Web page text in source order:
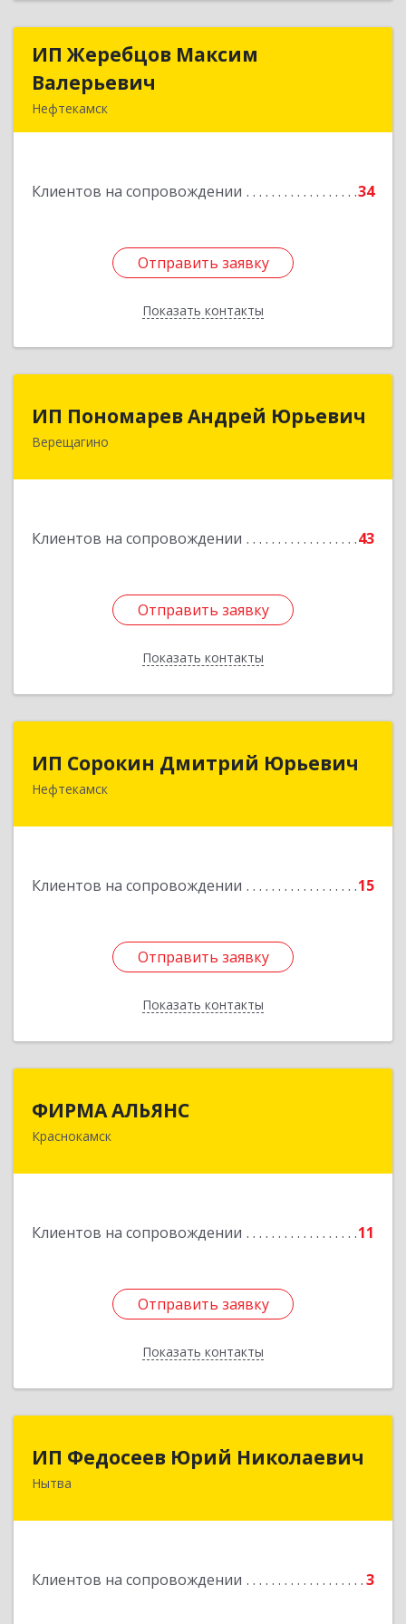
ИП Жеребцов Максим
Валерьевич
Нефтекамск
Клиентов на сопровождении 34
Отправить заявку
Показать контакты
ИП Жеребцов Максим
Подробнее
Отправить заявку
Назад
ИП Пономарев Андрей Юрьевич
Верещагино
Клиентов на сопровождении 43
Отправить заявку
Показать контакты
ИП Пономарев Андрей Юрьевич
617120, Пермский край, Верещагинский р-н,
Отправить заявку
Назад
ИП Сорокин Дмитрий Юрьевич
Нефтекамск
Клиентов на сопровождении 15
Отправить заявку
Показать контакты
ИП Сорокин Дмитрий Юрьевич
452684, Башкортостан Респ, Нефтекамск г,
Отправить заявку
Назад
ФИРМА АЛЬЯНС
Краснокамск
Клиентов на сопровождении 11
Отправить заявку
Показать контакты
Отправить заявку
Назад
ИП Федосеев Юрий Николаевич
Нытва
Клиентов на сопровождении 3
ИП Федосеев Юрий Николаевич